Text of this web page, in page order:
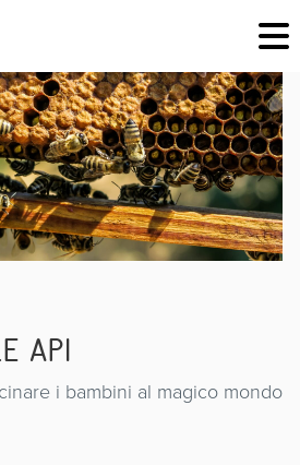
API
i bambini al magico mondo